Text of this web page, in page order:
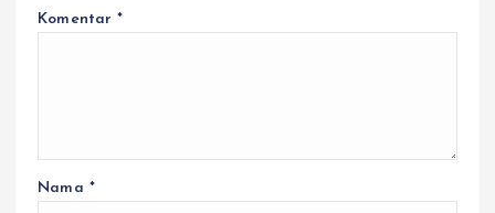
Komentar*
Nama *